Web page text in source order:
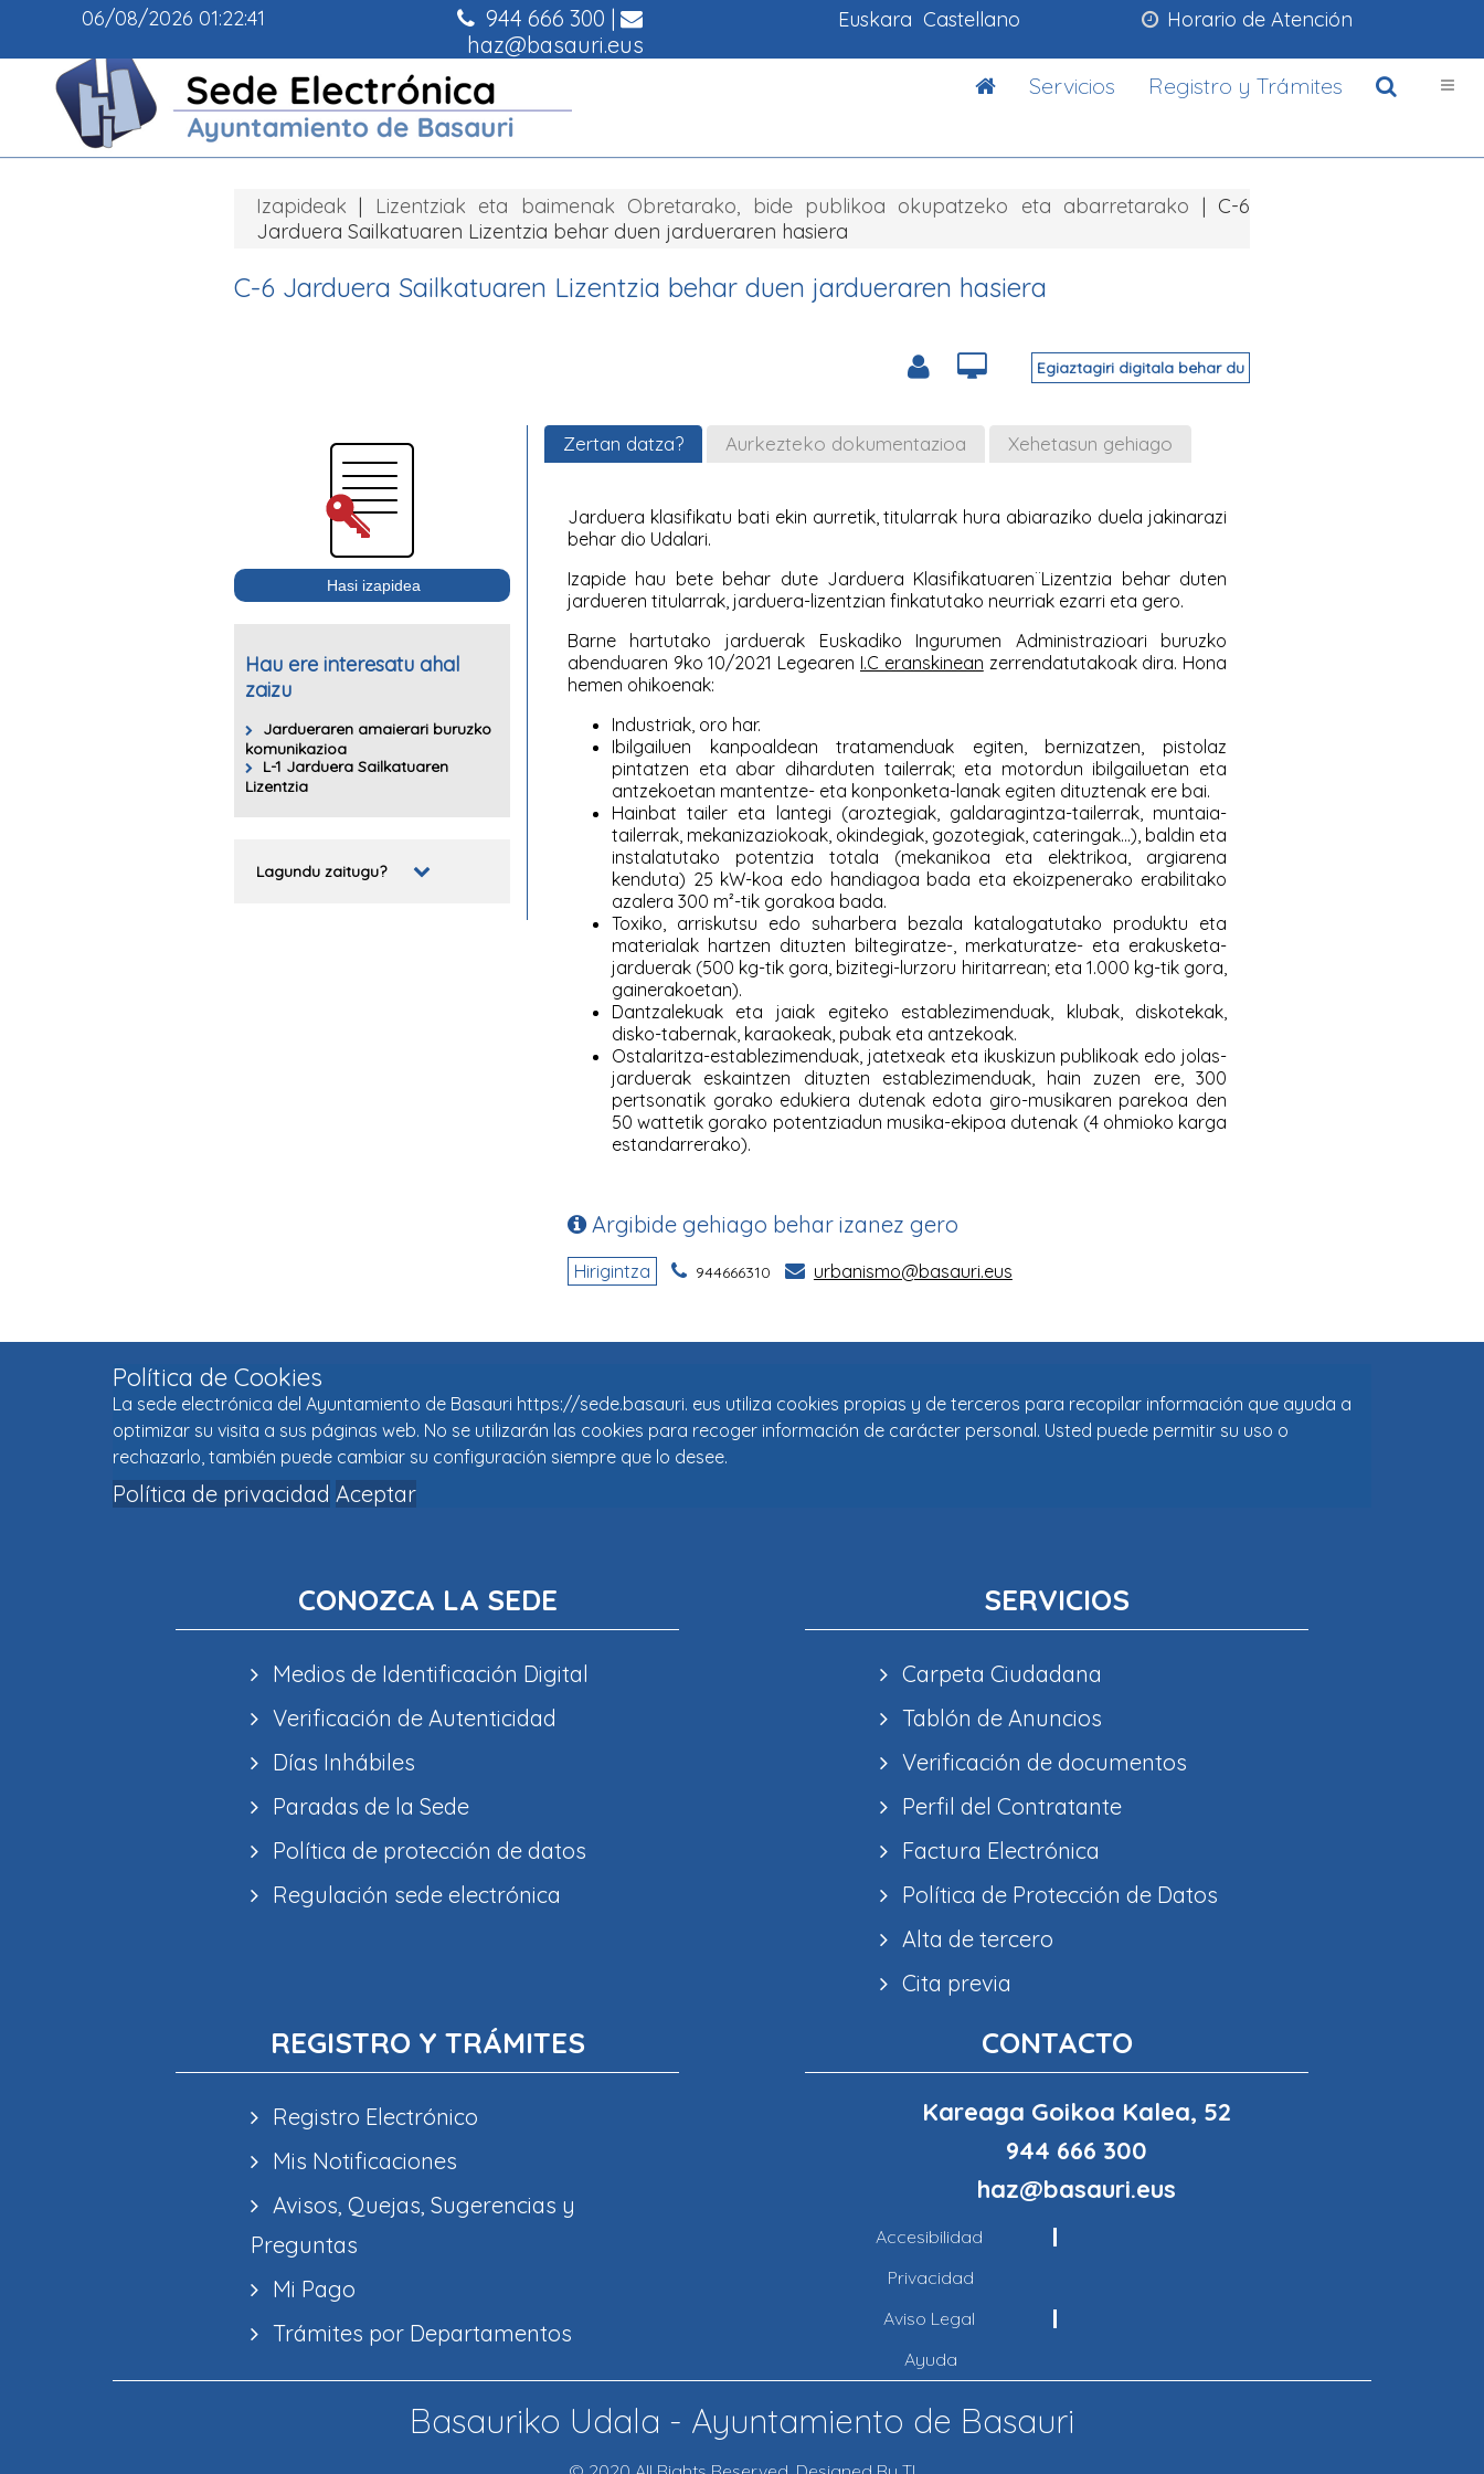
06/08/2026 01:22:41 944 666 300 |
haz@basauri.eus
Euskara Castellano Horario de Atención
Servicios Registro y Trámites
Política de Cookies
La sede electrónica del Ayuntamiento de Basauri https://sede.basauri. eus utiliza cookies propias y de terceros para recopilar información que ayuda a
optimizar su visita a sus páginas web. No se utilizarán las cookies para recoger información de carácter personal. Usted puede permitir su uso o
rechazarlo, también puede cambiar su configuración siempre que lo desee.
Política de privacidad Aceptar
CONOZCA LA SEDE
Medios de Identificación Digital
Verificación de Autenticidad
Días Inhábiles
Paradas de la Sede
Política de protección de datos
Regulación sede electrónica
SERVICIOS
Carpeta Ciudadana
Tablón de Anuncios
Verificación de documentos
Perfil del Contratante
Factura Electrónica
Política de Protección de Datos
Alta de tercero
Cita previa
REGISTRO Y TRÁMITES
Registro Electrónico
Mis Notificaciones
Avisos, Quejas, Sugerencias y
Preguntas
Mi Pago
Trámites por Departamentos
CONTACTO
Kareaga Goikoa Kalea, 52
944 666 300
haz@basauri.eus
Accesibilidad
Privacidad
Aviso Legal
Ayuda
Basauriko Udala - Ayuntamiento de Basauri